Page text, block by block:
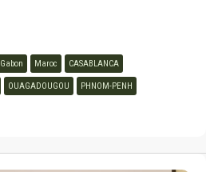
Gabon Maroc CASABLANCA
OUAGADOUGOU PHNOM-PENH